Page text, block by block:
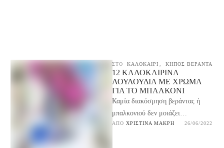
ΣΤΟ ΚΑΛΟΚΑΙΡΙ ΚΗΠΟΣ ΒΕΡΑΝΤΑ
12 ΚΑΛΟΚΑΙΡΙΝΆ
ΛΟΥΛΟΎΔΙΑ ΜΕ ΧΡΏΜΑ
ΓΙΑ ΤΟ ΜΠΑΛΚΌΝΙ
Καμία διακόσμηση βεράντας ή
μπαλκονιού δεν μοιάζει
ολοκληρωμένη αν δεν
ΑΠΌ ΧΡΙΣΤΊΝΑ ΜΑΚΡΉ 26/06/2022